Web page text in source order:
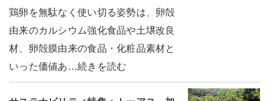
鶏卵を無駄なく使い切る姿勢は、卵殻
由来のカルシウム強化食品や土壌改良
材、卵殻膜由来の食品・化粧品素材と
いった価値あ…続きを読む